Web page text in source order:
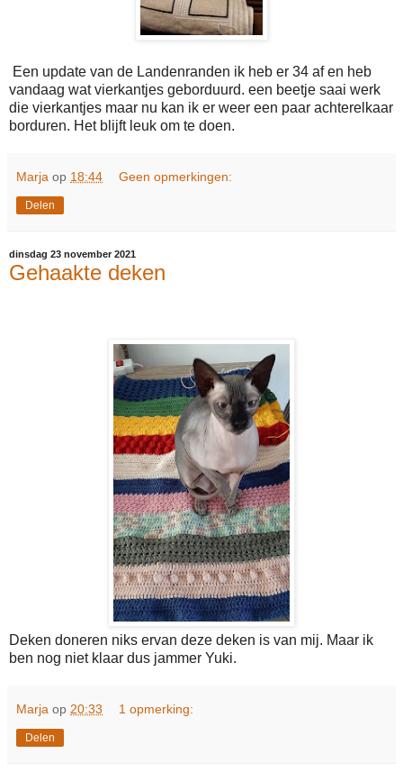
Een update van de Landenranden ik heb er 34 af en heb
vandaag wat vierkantjes geborduurd. een beetje saai werk
die vierkantjes maar nu kan ik er weer een paar achterelkaar
borduren. Het blijft leuk om te doen.
Marja op 18:44 Geen opmerkingen:
Delen
dinsdag 23 november 2021
Gehaakte deken
Deken doneren niks ervan deze deken is van mij. Maar ik
ben nog niet klaar dus jammer Yuki.
Marja op 20:33 1 opmerking:
Delen